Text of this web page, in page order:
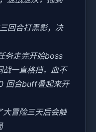
回合打黑影，决
务走完开始boss
战一直格挡，血不
回合buff叠起来开
冒险三天后会触